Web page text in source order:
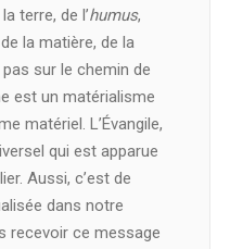
terre, de l’humus,
la matière, de la
sur le chemin de
est un matérialisme
matériel. L’Évangile,
qui est apparue
Aussi, c’est de
dans notre
recevoir ce message